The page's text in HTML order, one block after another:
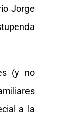
Jorge
(y no
a la